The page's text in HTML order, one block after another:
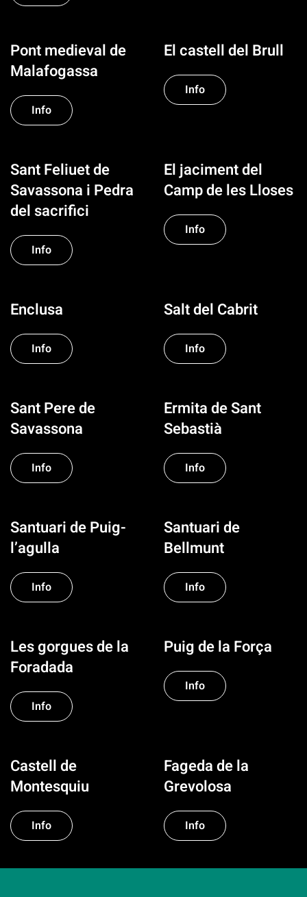
Pont medieval de
Malafogassa
Info
El castell del Brull
Info
Sant Feliuet de
Savassona i Pedra
del sacrifici
Info
El jaciment del
Camp de les Lloses
Info
Enclusa
Info
Salt del Cabrit
Info
Sant Pere de
Savassona
Info
Ermita de Sant
Sebastià
Info
Santuari de Puig-
l’agulla
Info
Santuari de
Bellmunt
Info
Les gorgues de la
Foradada
Info
Puig de la Força
Info
Castell de
Montesquiu
Info
Fageda de la
Grevolosa
Info